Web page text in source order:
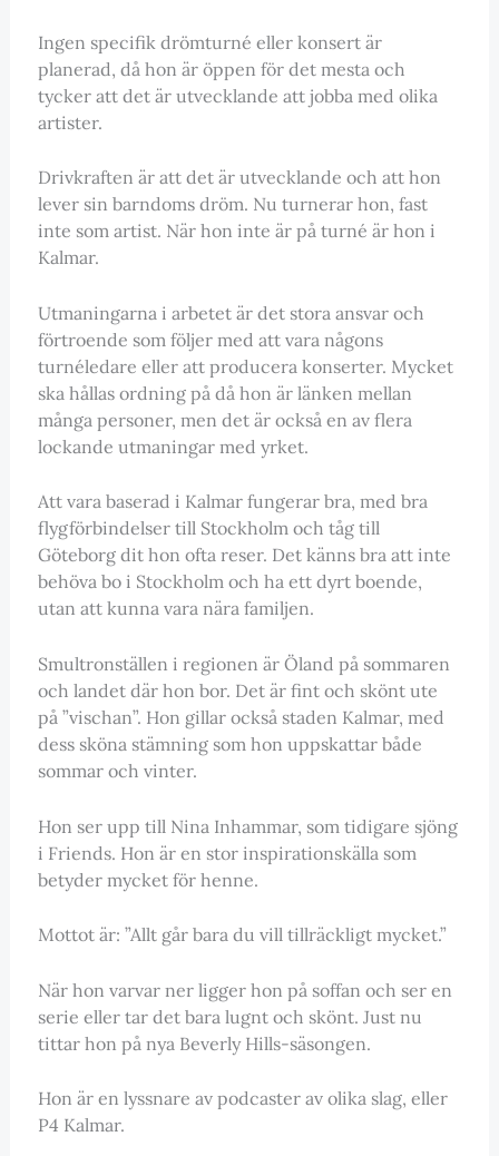
Ingen specifik drömturné eller konsert är
planerad, då hon är öppen för det mesta och
tycker att det är utvecklande att jobba med olika
artister.
Drivkraften är att det är utvecklande och att hon
lever sin barndoms dröm. Nu turnerar hon, fast
inte som artist. När hon inte är på turné är hon i
Kalmar.
Utmaningarna i arbetet är det stora ansvar och
förtroende som följer med att vara någons
turnéledare eller att producera konserter. Mycket
ska hållas ordning på då hon är länken mellan
många personer, men det är också en av flera
lockande utmaningar med yrket.
Att vara baserad i Kalmar fungerar bra, med bra
flygförbindelser till Stockholm och tåg till
Göteborg dit hon ofta reser. Det känns bra att inte
behöva bo i Stockholm och ha ett dyrt boende,
utan att kunna vara nära familjen.
Smultronställen i regionen är Öland på sommaren
och landet där hon bor. Det är fint och skönt ute
på ”vischan”. Hon gillar också staden Kalmar, med
dess sköna stämning som hon uppskattar både
sommar och vinter.
Hon ser upp till Nina Inhammar, som tidigare sjöng
i Friends. Hon är en stor inspirationskälla som
betyder mycket för henne.
Mottot är: ”Allt går bara du vill tillräckligt mycket.”
När hon varvar ner ligger hon på soffan och ser en
serie eller tar det bara lugnt och skönt. Just nu
tittar hon på nya Beverly Hills-säsongen.
Hon är en lyssnare av podcaster av olika slag, eller
P4 Kalmar.